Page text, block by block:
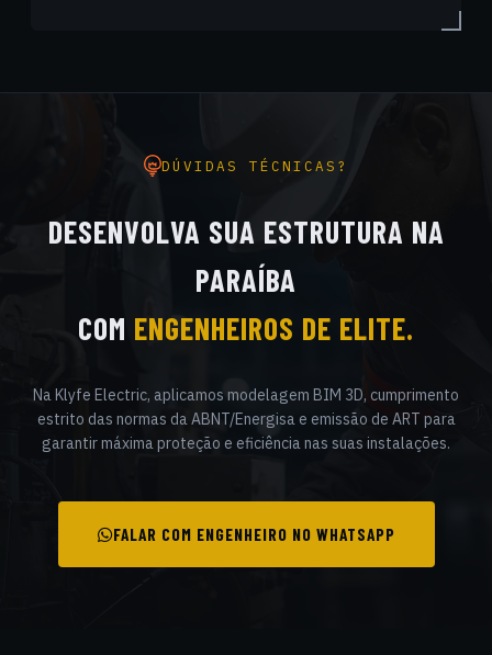
DÚVIDAS TÉCNICAS?
DESENVOLVA SUA ESTRUTURA NA
PARAÍBA
COM ENGENHEIROS DE ELITE.
Na Klyfe Electric, aplicamos modelagem BIM 3D, cumprimento
estrito das normas da ABNT/Energisa e emissão de ART para
garantir máxima proteção e eficiência nas suas instalações.
FALAR COM ENGENHEIRO NO WHATSAPP